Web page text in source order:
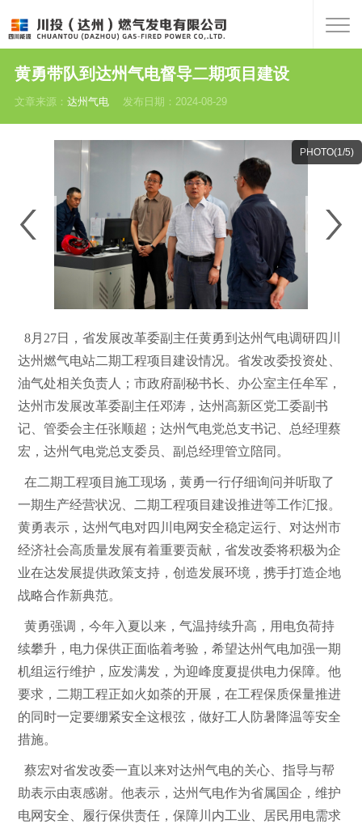
黄勇带队到达州气电督导二期项目建设
文章来源： 达州气电 发布日期：2024-08-29
PHOTO(1/5)
8月27日，省发展改革委副主任黄勇到达州气电调研四川
达州燃气电站二期工程项目建设情况。省发改委投资处、
油气处相关负责人；市政府副秘书长、办公室主任牟军，
达州市发展改革委副主任邓涛，达州高新区党工委副书
记、管委会主任张顺超；达州气电党总支书记、总经理蔡
宏，达州气电党总支委员、副总经理管立陪同。
在二期工程项目施工现场，黄勇一行仔细询问并听取了
一期生产经营状况、二期工程项目建设推进等工作汇报。
黄勇表示，达州气电对四川电网安全稳定运行、对达州市
经济社会高质量发展有着重要贡献，省发改委将积极为企
业在达发展提供政策支持，创造发展环境，携手打造企地
战略合作新典范。
黄勇强调，今年入夏以来，气温持续升高，用电负荷持
续攀升，电力保供正面临着考验，希望达州气电加强一期
机组运行维护，应发满发，为迎峰度夏提供电力保障。他
要求，二期工程正如火如荼的开展，在工程保质保量推进
的同时一定要绷紧安全这根弦，做好工人防暑降温等安全
措施。
蔡宏对省发改委一直以来对达州气电的关心、指导与帮
助表示由衷感谢。他表示，达州气电作为省属国企，维护
电网安全、履行保供责任，保障川内工业、居民用电需求